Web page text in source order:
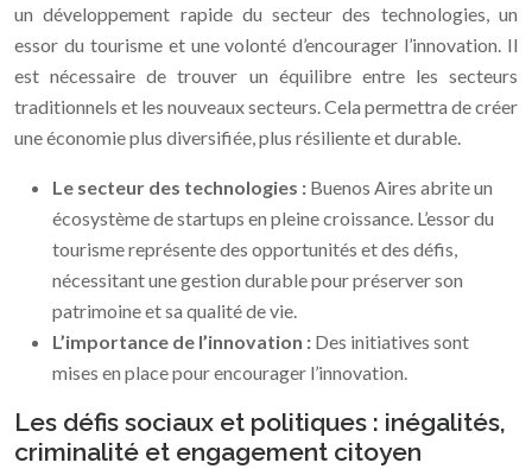
un développement rapide du secteur des technologies, un
essor du tourisme et une volonté d’encourager l’innovation. Il
est nécessaire de trouver un équilibre entre les secteurs
traditionnels et les nouveaux secteurs. Cela permettra de créer
une économie plus diversifiée, plus résiliente et durable.
Le secteur des technologies : Buenos Aires abrite un
écosystème de startups en pleine croissance. L’essor du
tourisme représente des opportunités et des défis,
nécessitant une gestion durable pour préserver son
patrimoine et sa qualité de vie.
L’importance de l’innovation : Des initiatives sont
mises en place pour encourager l’innovation.
Les défis sociaux et politiques : inégalités,
criminalité et engagement citoyen